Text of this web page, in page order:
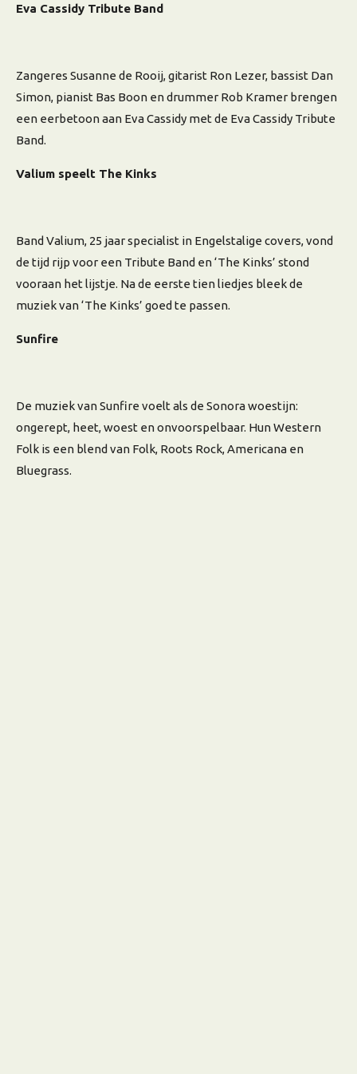
Eva Cassidy Tribute Band
Zangeres Susanne de Rooij, gitarist Ron Lezer, bassist Dan
Simon, pianist Bas Boon en drummer Rob Kramer brengen
een eerbetoon aan Eva Cassidy met de Eva Cassidy Tribute
Band.
Valium speelt The Kinks
Band Valium, 25 jaar specialist in Engelstalige covers, vond
de tijd rijp voor een Tribute Band en ‘The Kinks’ stond
vooraan het lijstje. Na de eerste tien liedjes bleek de
muziek van ‘The Kinks’ goed te passen.
Sunfire
De muziek van Sunfire voelt als de Sonora woestijn:
ongerept, heet, woest en onvoorspelbaar. Hun Western
Folk is een blend van Folk, Roots Rock, Americana en
Bluegrass.